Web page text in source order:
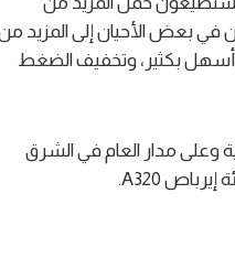
في بعض الأحيان إلى المزيد
أسهل بكثير، وتخفيف الضغط
محلية ودولية موسمية وعلى مدار العام في الشرق